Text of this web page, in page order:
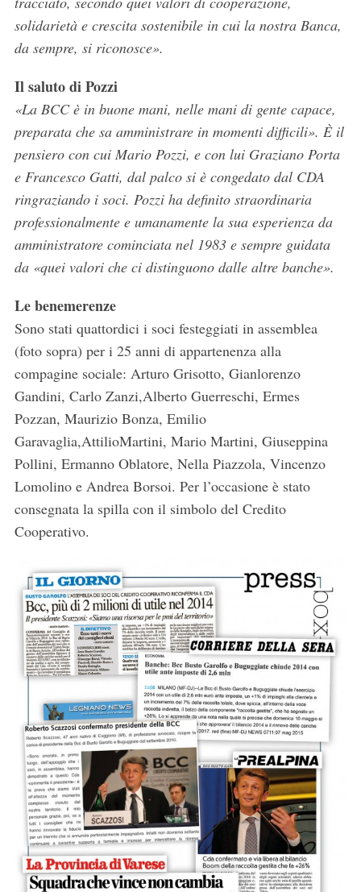
solidarietà e crescita sostenibile in cui la nostra Banca,
da sempre, si riconosce».
Il saluto di Pozzi
«La BCC è in buone mani, nelle mani di gente capace,
preparata che sa amministrare in momenti difficili». È il
pensiero con cui Mario Pozzi, e con lui Graziano Porta
e Francesco Gatti, dal palco si è congedato dal CDA
ringraziando i soci. Pozzi ha definito straordinaria
professionalmente e umanamente la sua esperienza da
amministratore cominciata nel 1983 e sempre guidata
da «quei valori che ci distinguono dalle altre banche».
Le benemerenze
Sono stati quattordici i soci festeggiati in assemblea
(foto sopra) per i 25 anni di appartenenza alla
compagine sociale: Arturo Grisotto, Gianlorenzo
Gandini, Carlo Zanzi,Alberto Guerreschi, Ermes
Pozzan, Maurizio Bonza, Emilio
Garavaglia,AttilioMartini, Mario Martini, Giuseppina
Pollini, Ermanno Oblatore, Nella Piazzola, Vincenzo
Lomolino e Andrea Borsoi. Per l’occasione è stato
consegnata la spilla con il simbolo del Credito
Cooperativo.